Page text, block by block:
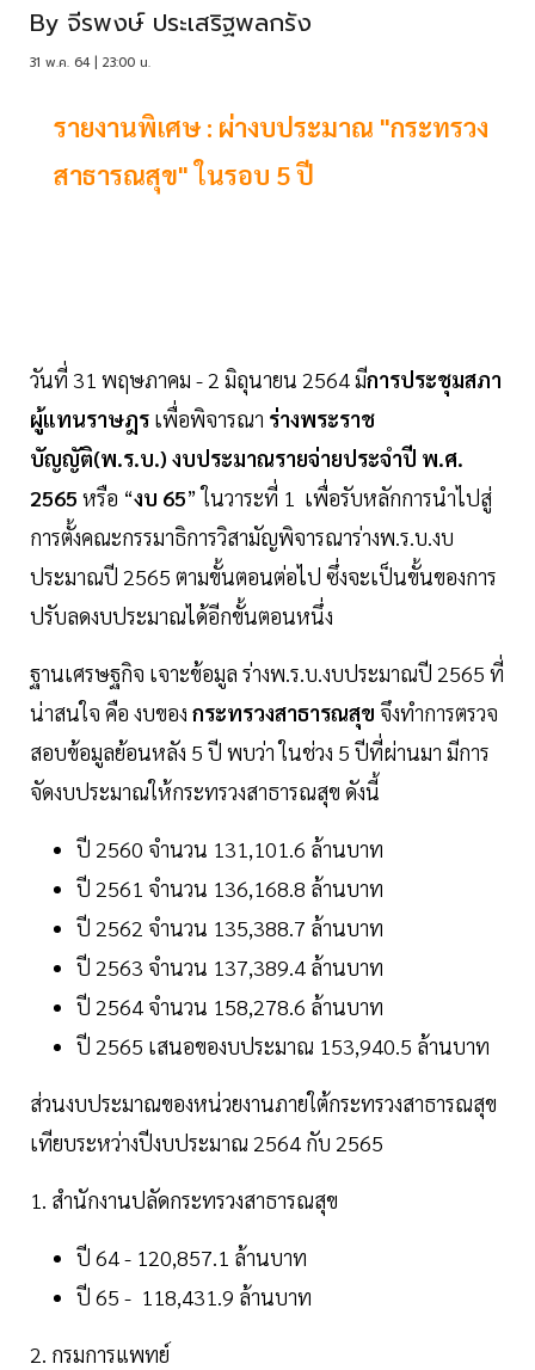
By จีรพงษ์ ประเสริฐพลกรัง
31 พ.ค. 64 | 23:00 น.
รายงานพิเศษ : ผ่างบประมาณ "กระทรวง
สาธารณสุข" ในรอบ 5 ปี
วันที่ 31 พฤษภาคม - 2 มิถุนายน 2564 มีการประชุมสภา
ผู้แทนราษฎร เพื่อพิจารณา ร่างพระราช
บัญญัติ(พ.ร.บ.) งบประมาณรายจ่ายประจำปี พ.ศ.
2565 หรือ “งบ 65” ในวาระที่ 1 เพื่อรับหลักการนำไปสู่
การตั้งคณะกรรมาธิการวิสามัญพิจารณาร่างพ.ร.บ.งบ
ประมาณปี 2565 ตามขั้นตอนต่อไป ซึ่งจะเป็นขั้นของการ
ปรับลดงบประมาณได้อีกขั้นตอนหนึ่ง
ฐานเศรษฐกิจ เจาะข้อมูล ร่างพ.ร.บ.งบประมาณปี 2565 ที่
น่าสนใจ คือ งบของ กระทรวงสาธารณสุข จึงทำการตรวจ
สอบข้อมูลย้อนหลัง 5 ปี พบว่า ในช่วง 5 ปีที่ผ่านมา มีการ
จัดงบประมาณให้กระทรวงสาธารณสุข ดังนี้
ปี 2560 จำนวน 131,101.6 ล้านบาท
ปี 2561 จำนวน 136,168.8 ล้านบาท
ปี 2562 จำนวน 135,388.7 ล้านบาท
ปี 2563 จำนวน 137,389.4 ล้านบาท
ปี 2564 จำนวน 158,278.6 ล้านบาท
ปี 2565 เสนอของบประมาณ 153,940.5 ล้านบาท
ส่วนงบประมาณของหน่วยงานภายใต้กระทรวงสาธารณสุข
เทียบระหว่างปีงบประมาณ 2564 กับ 2565
1. สำนักงานปลัดกระทรวงสาธารณสุข
ปี 64 - 120,857.1 ล้านบาท
ปี 65 - 118,431.9 ล้านบาท
2. กรมการแพทย์